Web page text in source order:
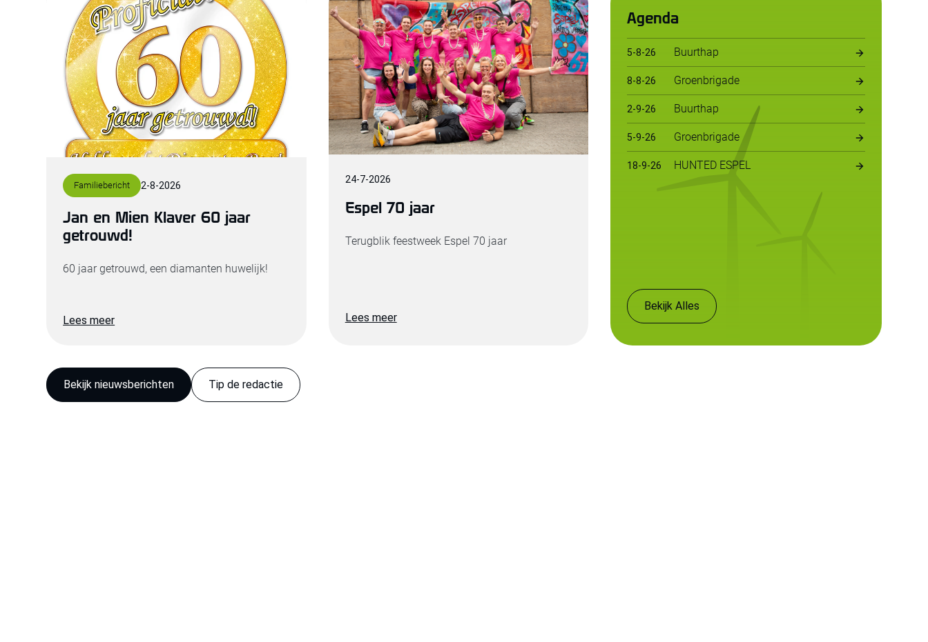
Familiebericht 2-8-2026
Jan en Mien Klaver 60 jaar
getrouwd!
60 jaar getrouwd, een diamanten huwelijk!
Lees meer
24-7-2026
Espel 70 jaar
Terugblik feestweek Espel 70 jaar
Lees meer
Bekijk nieuwsberichten Tip de redactie
Agenda
5-8-26 Buurthap
8-8-26 Groenbrigade
2-9-26 Buurthap
5-9-26 Groenbrigade
18-9-26 HUNTED ESPEL
Bekijk Alles